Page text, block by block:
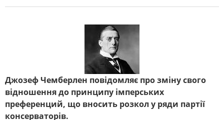
Джозеф Чемберлен повідомляє про зміну свого
відношення до принципу імперських
преференций, що вносить розкол у ряди партії
консерваторів.